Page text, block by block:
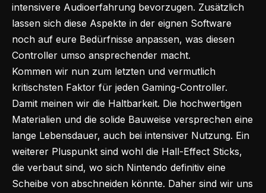
intensivere Audioerfahrung bevorzugen. Zusätzlich
lassen sich diese Aspekte in der eignen Software
noch auf eure Bedürfnisse anpassen, was diesen
Controller umso ansprechender macht.
Kommen wir nun zum letzten und vermutlich
kritischsten Faktor für jeden Gaming-Controller.
Damit meinen wir die Haltbarkeit. Die hochwertigen
Materialien und die solide Bauweise versprechen eine
lange Lebensdauer, auch bei intensiver Nutzung. Ein
weiterer Pluspunkt sind wohl die Hall-Effect Sticks,
die verbaut sind, wo sich Nintendo definitiv eine
Scheibe von abschneiden könnte. Daher sind wir uns